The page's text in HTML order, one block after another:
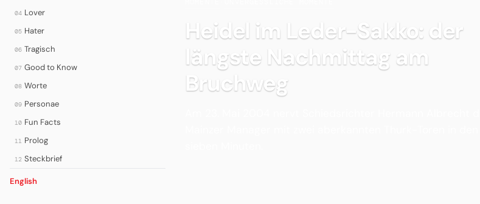
04 Lover
05 Hater
06 Tragisch
07 Good to Know
08 Worte
09 Personae
10 Fun Facts
11 Prolog
12 Steckbrief
English
Heidel im Leder-Sakko: der
längste Nachmittag am
Bruchweg